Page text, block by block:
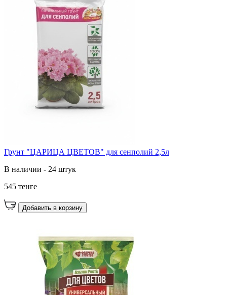
Грунт "ЦАРИЦА ЦВЕТОВ" для сенполий 2,5л
В наличии - 24 штук
545 тенге
Добавить в корзину